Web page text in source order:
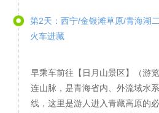
第2天：西宁/金银滩草原/青海湖
火车进藏
早乘车前往【日月山景区】（游
连山脉，是青海省内、外流域水
线，这里是游人进入青藏高原的